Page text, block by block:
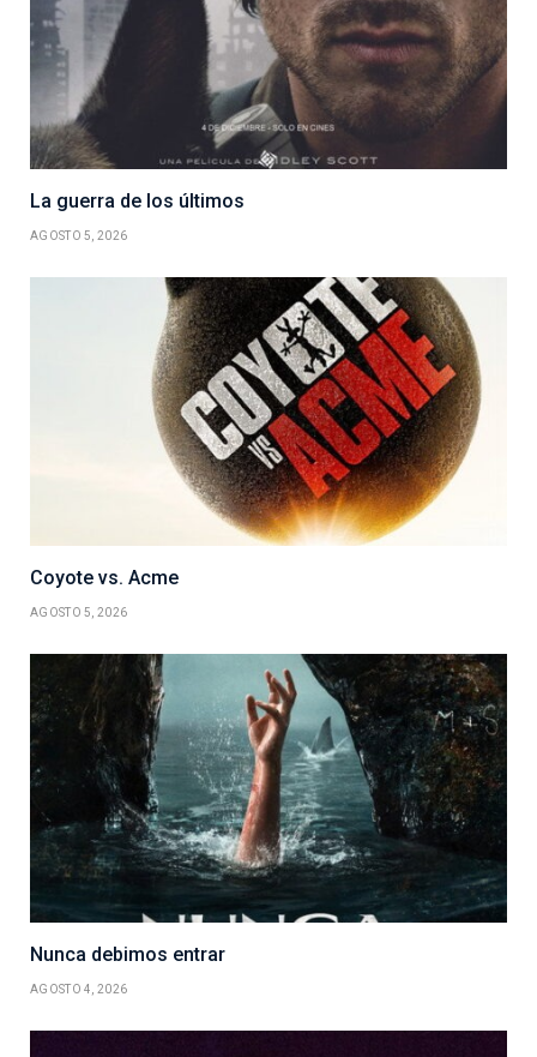
La guerra de los últimos
AGOSTO 5, 2026
Coyote vs. Acme
AGOSTO 5, 2026
Nunca debimos entrar
AGOSTO 4, 2026